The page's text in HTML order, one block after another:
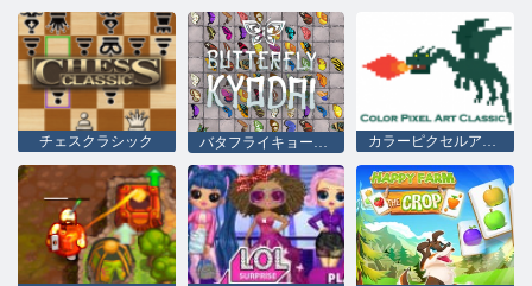
チェスクラシック バタフライキョーダイHD カラーピクセルアートクラシック